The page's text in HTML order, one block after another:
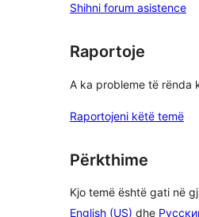
Shihni forum asistence
Raportoje
A ka probleme të rënda
Raportojeni këtë temë
Përkthime
Kjo temë është gati në
English (US) dhe